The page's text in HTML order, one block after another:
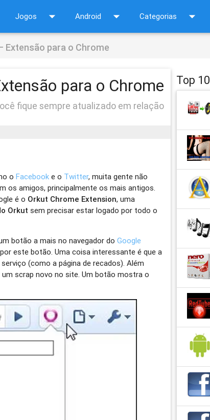
Jogos arrow_drop_down Android arrow_drop_down Categorias arrow_drop_down
Extensão para o Chrome
para o Chrome
fique sempre atualizado em relação
oFacebook e o Twitter, muita gente não
os amigos, principalmente os mais antigos.
é o Orkut Chrome Extension, uma
Orkut sem precisar estar logado por todo o
botão a mais no navegador doGoogle
este botão. Uma coisa interessante é que a
(como a página de recados). Além
scrap novo no site. Um botão mostra o
Top 10